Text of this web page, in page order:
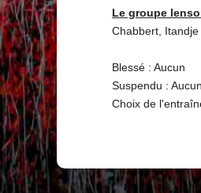
Le groupe
Chabbert,
Blessé : Aucun
Suspendu : Aucun
Choix de